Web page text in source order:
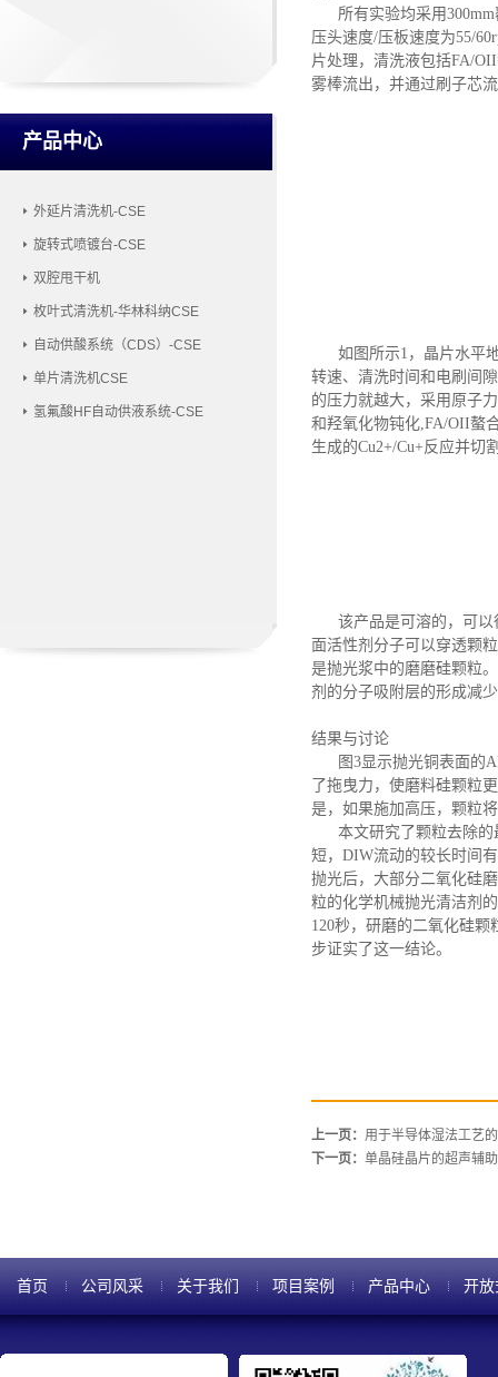
产品中心
外延片清洗机-CSE
旋转式喷镀台-CSE
双腔甩干机
枚叶式清洗机-华林科纳CSE
自动供酸系统（CDS）-CSE
单片清洗机CSE
氢氟酸HF自动供液系统-CSE
所有实验均采用
压头速度/压板速度为55/
片处理，清洗液包括FA/
雾棒流出，并通过刷子芯
如图所示1， 晶片水平
转速、清洗时间和电刷间
的压力就越大，采用原子
和羟氧化物钝化 FA/OII螯
生成的Cu2+/Cu+反应并切
该产品是可溶的，可
面活性剂分子可以穿透颗
是抛光浆中的磨磨硅颗粒
剂的分子吸附层的形成减
结果与讨论
图3显示抛光铜表面的
了拖曳力，使磨料硅颗粒
是，如果施加高压，颗粒
本文研究了颗粒去除
短，DIW流动的较长时间
抛光后，大部分二氧化硅
粒的化学机械抛光清洁剂
120秒，研磨的二氧化硅
步证实了这一结论。
上一页： 用于半导体湿法工艺
下一页： 单晶硅晶片的超声辅
首页 公司风采 关于我们 项目案例 产品中心 开放